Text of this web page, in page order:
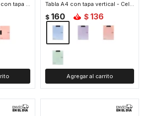
Tabla tipo carpeta A4 con tapa colores pastel - Celeste Tabla A4 con tapa vertical - Celeste
$ 160 $ 136